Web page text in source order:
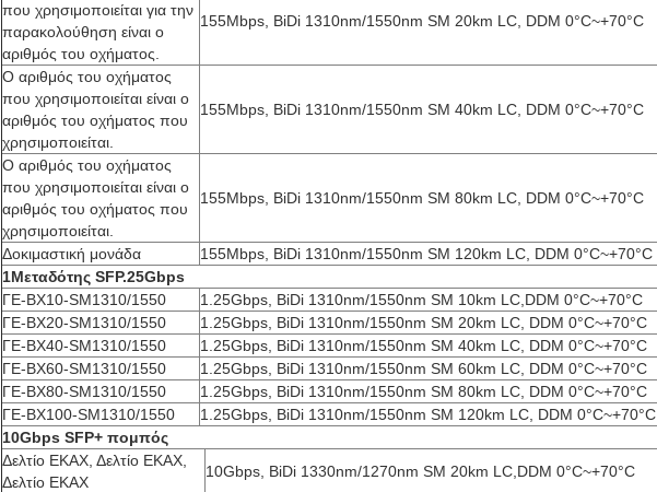
που χρησιμοποιείται για την
παρακολούθηση είναι ο
αριθμός του οχήματος.
155Mbps, BiDi 1310nm/1550nm SM 20km LC, DDM 0°C~+70°C
Ο αριθμός του οχήματος
που χρησιμοποιείται είναι ο
αριθμός του οχήματος που
χρησιμοποιείται.
155Mbps, BiDi 1310nm/1550nm SM 40km LC, DDM 0°C~+70°C
Ο αριθμός του οχήματος
που χρησιμοποιείται είναι ο
αριθμός του οχήματος που
χρησιμοποιείται.
155Mbps, BiDi 1310nm/1550nm SM 80km LC, DDM 0°C~+70°C
Δοκιμαστική μονάδα
155Mbps, BiDi 1310nm/1550nm SM 120km LC, DDM 0°C~+70°C
1Μεταδότης SFP.25Gbps
ΓΕ-ΒX10-SM1310/1550
1.25Gbps, BiDi 1310nm/1550nm SM 10km LC,DDM 0°C~+70°C
ΓΕ-ΒΧ20-SM1310/1550
1.25Gbps, BiDi 1310nm/1550nm SM 20km LC, DDM 0°C~+70°C
ΓΕ-ΒΧ40-SM1310/1550
1.25Gbps, BiDi 1310nm/1550nm SM 40km LC, DDM 0°C~+70°C
ΓΕ-ΒΧ60-SM1310/1550
1.25Gbps, BiDi 1310nm/1550nm SM 60km LC, DDM 0°C~+70°C
ΓΕ-ΒΧ80-SM1310/1550
1.25Gbps, BiDi 1310nm/1550nm SM 80km LC, DDM 0°C~+70°C
ΓΕ-ΒΧ100-SM1310/1550
1.25Gbps, BiDi 1310nm/1550nm SM 120km LC, DDM 0°C~+70°C
10Gbps SFP+ πομπός
Δελτίο ΕΚΑΧ, Δελτίο ΕΚΑΧ,
Δελτίο ΕΚΑΧ
10Gbps, BiDi 1330nm/1270nm SM 20km LC,DDM 0°C~+70°C